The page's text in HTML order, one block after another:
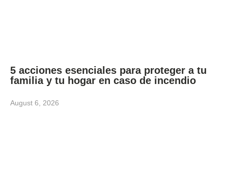
5 acciones esenciales para proteger a tu
familia y tu hogar en caso de incendio
August 6, 2026